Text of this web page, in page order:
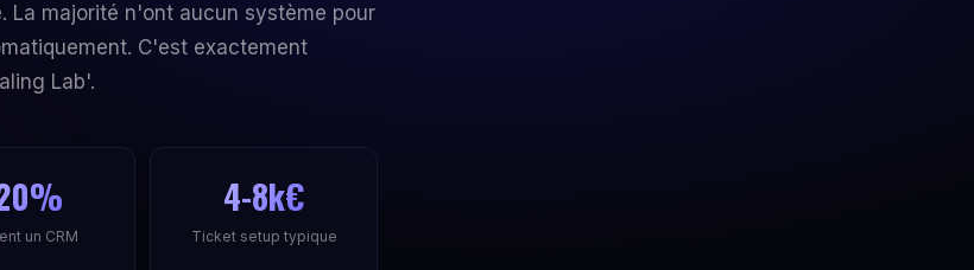
La majorité n'ont aucun système pour
C'est exactement
Lab'.
un CRM
4-8k€
Ticket setup typique